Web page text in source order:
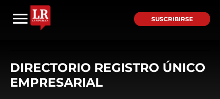
SUSCRIBIRSE
DIRECTORIO REGISTRO ÚNICO
EMPRESARIAL